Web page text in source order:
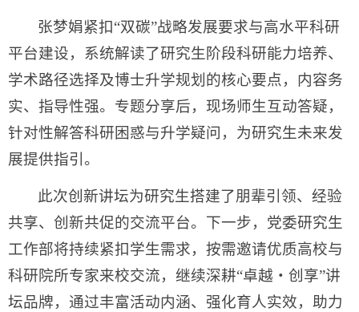
张梦娟紧扣“双碳”战略发展要求与高水平科研
平台建设，系统解读了研究生阶段科研能力培养、
学术路径选择及博士升学规划的核心要点，内容务
实、指导性强。专题分享后，现场师生互动答疑，
针对性解答科研困惑与升学疑问，为研究生未来发
展提供指引。
此次创新讲坛为研究生搭建了朋辈引领、经验
共享、创新共促的交流平台。下一步，党委研究生
工作部将持续紧扣学生需求，按需邀请优质高校与
科研院所专家来校交流，继续深耕“卓越・创享”讲
坛品牌，通过丰富活动内涵、强化育人实效，助力